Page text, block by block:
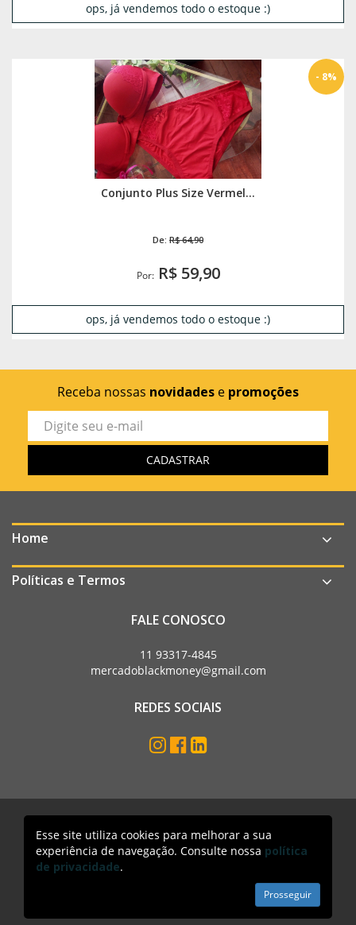
ops, já vendemos todo o estoque :)
Conjunto Plus Size Vermel...
De: R$ 64,90
Por:R$ 59,90
- 8%
ops, já vendemos todo o estoque :)
Receba nossas novidades e promoções
Home
Políticas e Termos
FALE CONOSCO
11 93317-4845
mercadoblackmoney@gmail.com
REDES SOCIAIS
Mercado Black Money. Todos os direitos reservados
Acesso lojista
Esse site utiliza cookies para melhorar a sua
experiência de navegação. Consulte nossa política
de privacidade.
Prosseguir